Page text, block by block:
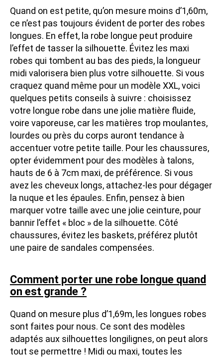
Quand on est petite, qu’on mesure moins d’1,60m,
ce n’est pas toujours évident de porter des robes
longues. En effet, la robe longue peut produire
l’effet de tasser la silhouette. Évitez les maxi
robes qui tombent au bas des pieds, la longueur
midi valorisera bien plus votre silhouette. Si vous
craquez quand même pour un modèle XXL, voici
quelques petits conseils à suivre : choisissez
votre longue robe dans une jolie matière fluide,
voire vaporeuse, car les matières trop moulantes,
lourdes ou près du corps auront tendance à
accentuer votre petite taille. Pour les chaussures,
opter évidemment pour des modèles à talons,
hauts de 6 à 7cm maxi, de préférence. Si vous
avez les cheveux longs, attachez-les pour dégager
la nuque et les épaules. Enfin, pensez à bien
marquer votre taille avec une jolie ceinture, pour
bannir l’effet « bloc » de la silhouette. Côté
chaussures, évitez les baskets, préférez plutôt
une paire de sandales compensées.
Comment porter une robe longue quand
on est grande ?
Quand on mesure plus d’1,69m, les longues robes
sont faites pour nous. Ce sont des modèles
adaptés aux silhouettes longilignes, on peut alors
tout se permettre ! Midi ou maxi, toutes les